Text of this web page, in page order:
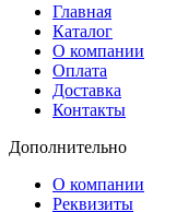
Главная
Каталог
О компании
Оплата
Доставка
Контакты
Дополнительно
О компании
Реквизиты